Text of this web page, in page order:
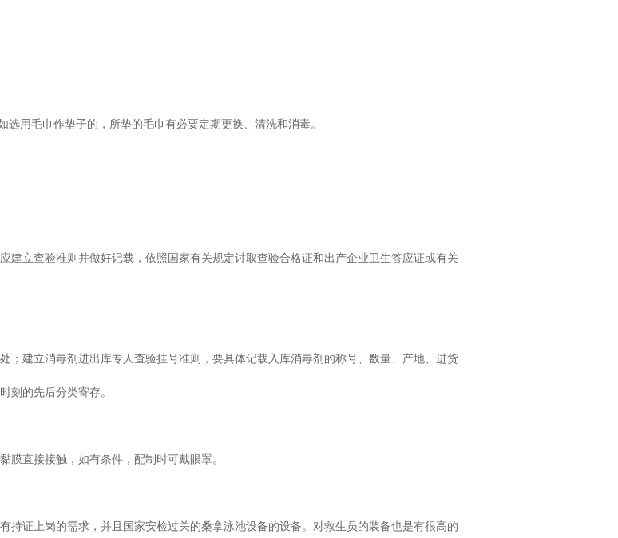
用毛巾作垫子的，所垫的毛巾有必要定期更换、清洗和消毒。
建立查验准则并做好记载，依照国家有关规定讨取查验合格证和出产企业卫生答应证或有关
；建立消毒剂进出库专人查验挂号准则，要具体记载入库消毒剂的称号、数量、产地、进货
刻的先后分类寄存。
直接接触，如有条件，配制时可戴眼罩。
持证上岗的需求，并且国家安检过关的桑拿泳池设备的设备。对救生员的装备也是有很高的